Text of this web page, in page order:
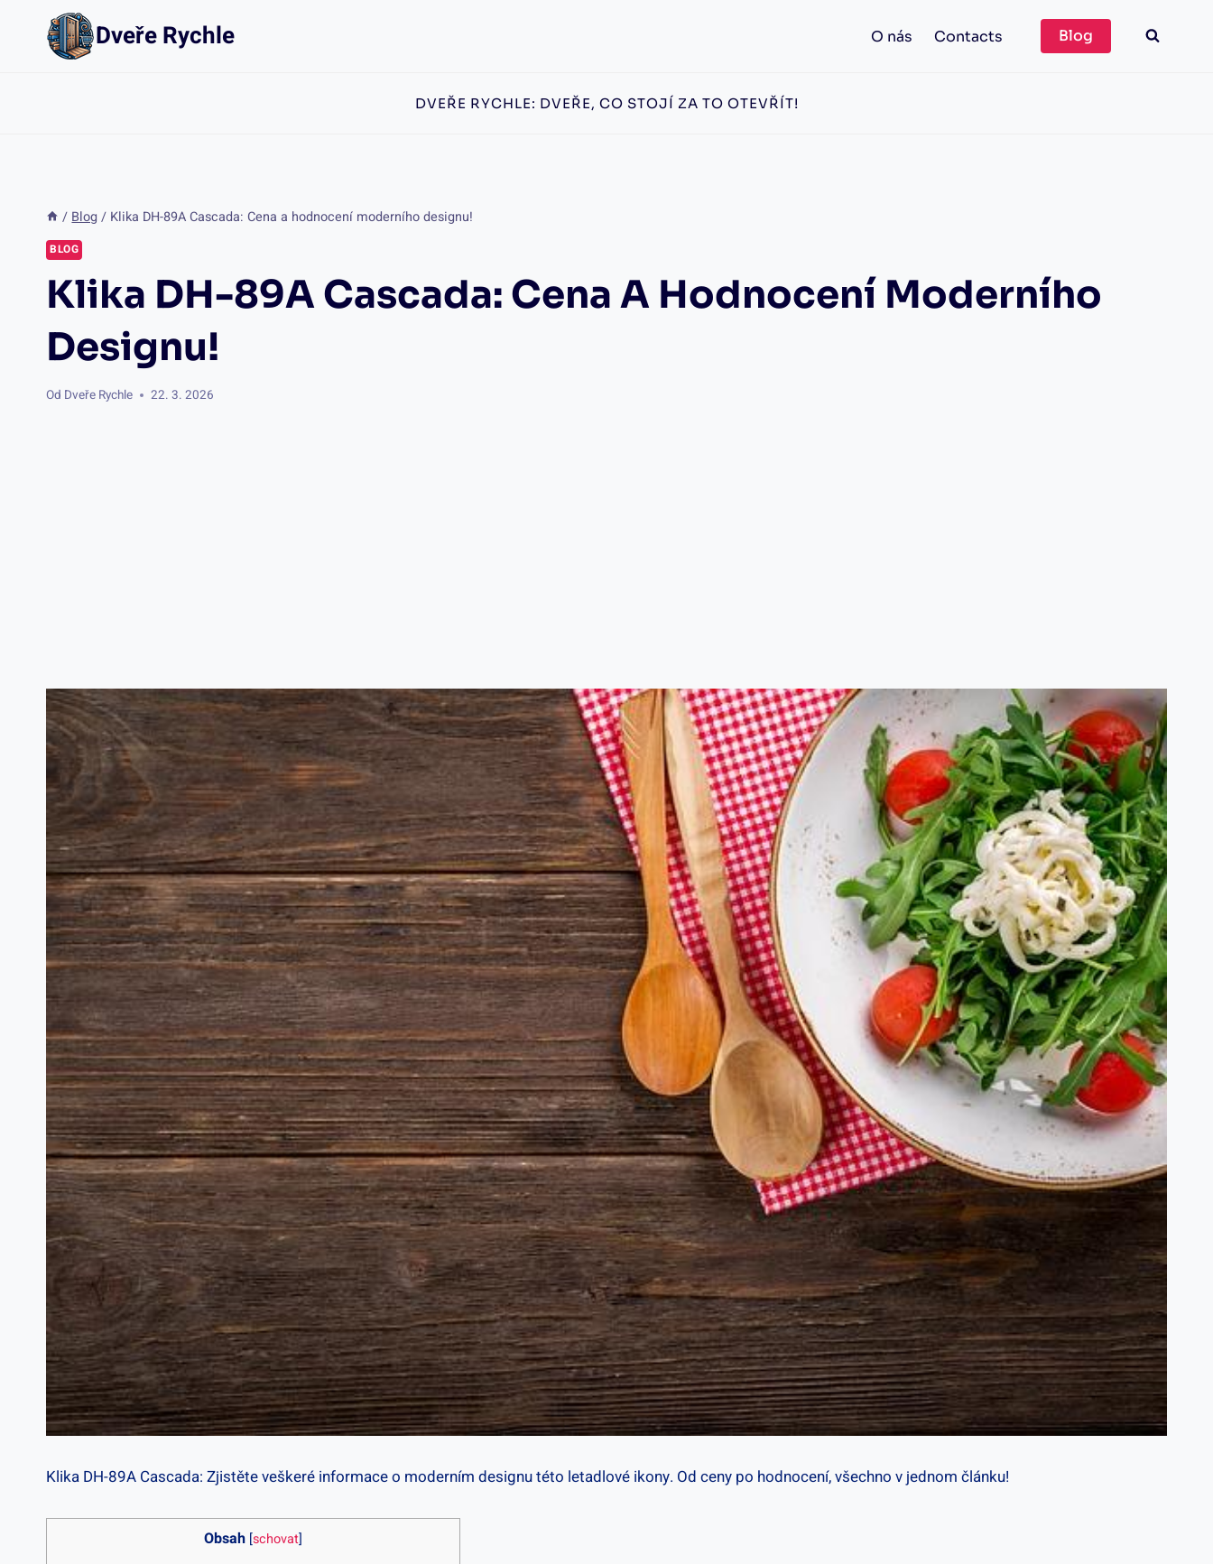
Přeskočit
Dveře Rychle O nás Contacts Blog
DVEŘE RYCHLE: DVEŘE, CO STOJÍ ZA TO OTEVŘÍT!
/ Blog / Klika DH-89A Cascada: Cena a hodnocení moderního designu!
BLOG
Klika DH-89A Cascada: Cena A Hodnocení Moderního
Designu!
Od Dveře Rychle 22. 3. 2026
Klika DH-89A Cascada: ⁤Zjistěte veškeré informace o moderním designu této letadlové ikony. Od‍ ceny po⁤ hodnocení, ​všechno v jednom článku!
Obsah [schovat]